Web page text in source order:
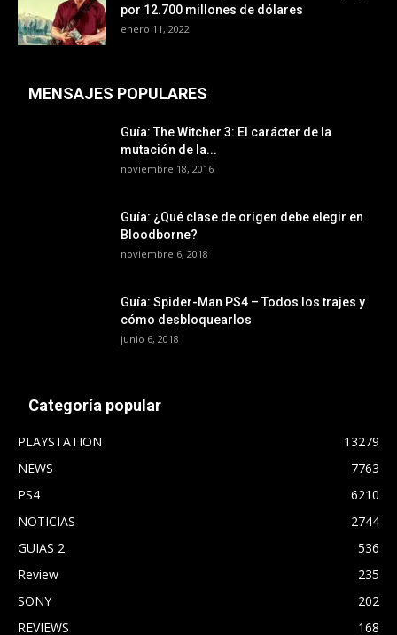
por 12.700 millones de dólares
enero 11, 2022
MENSAJES POPULARES
Guía: The Witcher 3: El carácter de la
mutación de la...
noviembre 18, 2016
Guía: ¿Qué clase de origen debe elegir en
Bloodborne?
noviembre 6, 2018
Guía: Spider-Man PS4 – Todos los trajes y
cómo desbloquearlos
junio 6, 2018
Categoría popular
PLAYSTATION
13279
NEWS
7763
PS4
6210
NOTICIAS
2744
GUIAS 2
536
Review
235
SONY
202
REVIEWS
168